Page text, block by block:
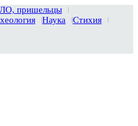
пришельцы
Наука
Стихия